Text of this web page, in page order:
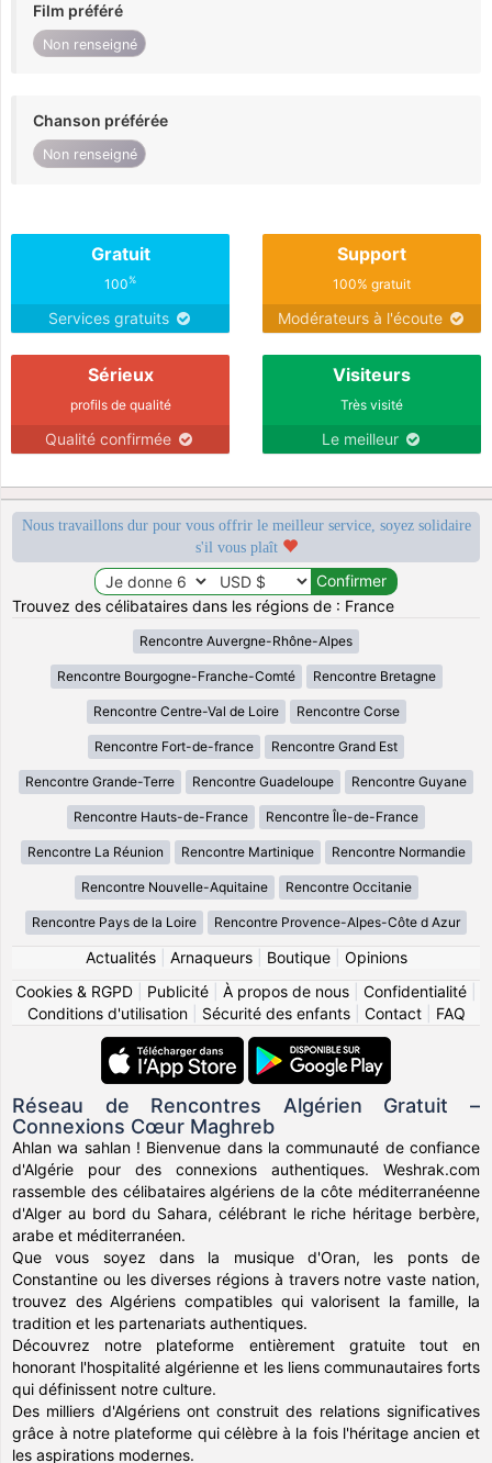
Film préféré
Non renseigné
Chanson préférée
Non renseigné
Gratuit
100%
Services gratuits
Support
100% gratuit
Modérateurs à l'écoute
Sérieux
profils de qualité
Qualité confirmée
Visiteurs
Très visité
Le meilleur
Nous travaillons dur pour vous offrir le meilleur service, soyez solidaire
s'il vous plaît
Trouvez des célibataires dans les régions de : France
Rencontre Auvergne-Rhône-Alpes
Rencontre Bourgogne-Franche-Comté Rencontre Bretagne
Rencontre Centre-Val de Loire Rencontre Corse
Rencontre Fort-de-france Rencontre Grand Est
Rencontre Grande-Terre Rencontre Guadeloupe Rencontre Guyane
Rencontre Hauts-de-France Rencontre Île-de-France
Rencontre La Réunion Rencontre Martinique Rencontre Normandie
Rencontre Nouvelle-Aquitaine Rencontre Occitanie
Rencontre Pays de la Loire Rencontre Provence-Alpes-Côte d Azur
Actualités| Arnaqueurs| Boutique| Opinions
Cookies & RGPD
Publicité À propos de nous Confidentialité
Conditions d'utilisation| Sécurité des enfants| Contact| FAQ
Réseau de Rencontres Algérien Gratuit –
Connexions Cœur Maghreb
Ahlan wa sahlan ! Bienvenue dans la communauté de confiance
d'Algérie pour des connexions authentiques. Weshrak.com
rassemble des célibataires algériens de la côte méditerranéenne
d'Alger au bord du Sahara, célébrant le riche héritage berbère,
arabe et méditerranéen.
Que vous soyez dans la musique d'Oran, les ponts de
Constantine ou les diverses régions à travers notre vaste nation,
trouvez des Algériens compatibles qui valorisent la famille, la
tradition et les partenariats authentiques.
Découvrez notre plateforme entièrement gratuite tout en
honorant l'hospitalité algérienne et les liens communautaires forts
qui définissent notre culture.
Des milliers d'Algériens ont construit des relations significatives
grâce à notre plateforme qui célèbre à la fois l'héritage ancien et
les aspirations modernes.